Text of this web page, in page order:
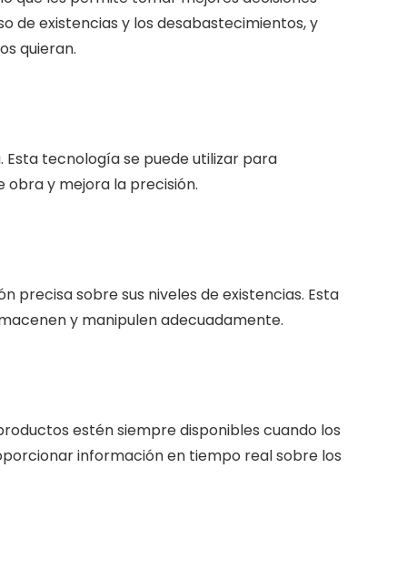
de existencias y los desabastecimientos, y
quieran.
Esta tecnología se puede utilizar para
obra y mejora la precisión.
precisa sobre sus niveles de existencias. Esta
y manipulen adecuadamente.
estén siempre disponibles cuando los
información en tiempo real sobre los